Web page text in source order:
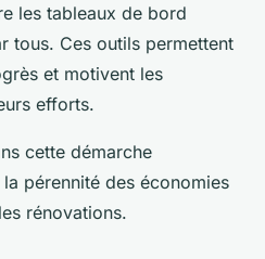
les tableaux de bord
tous. Ces outils permettent
et motivent les
efforts.
cette démarche
pérennité des économies
rénovations.